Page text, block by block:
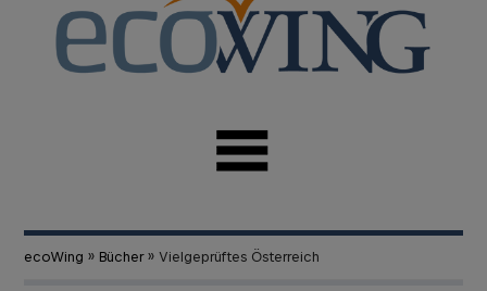
ecoWing » Bücher» Vielgeprüftes Österreich